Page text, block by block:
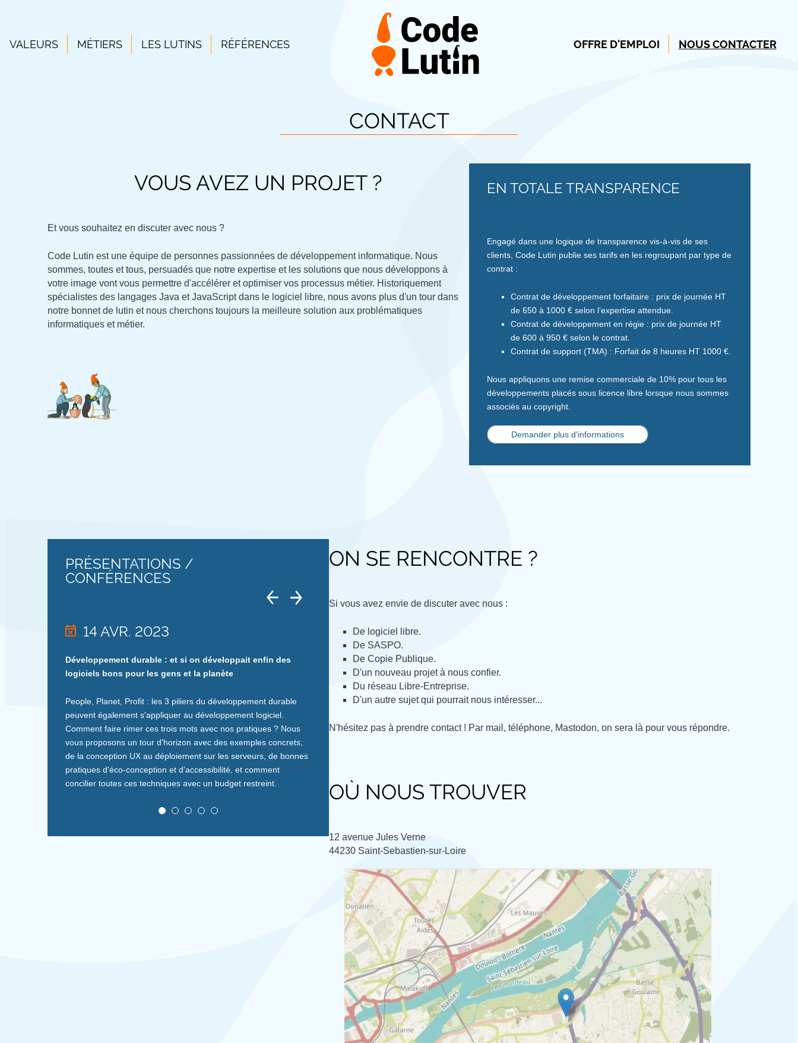
VALEURS MÉTIERS LES LUTINS RÉFÉRENCES OFFRE D'EMPLOI NOUS CONTACTER
CONTACT
VOUS AVEZ UN PROJET ?
Et vous souhaitez en discuter avec nous ?
Code Lutin est une équipe de personnes passionnées de développement informatique. Nous
sommes, toutes et tous, persuadés que notre expertise et les solutions que nous développons à
votre image vont vous permettre d'accélérer et optimiser vos processus métier. Historiquement
spécialistes des langages Java et JavaScript dans le logiciel libre, nous avons plus d'un tour dans
notre bonnet de lutin et nous cherchons toujours la meilleure solution aux problématiques
informatiques et métier.
EN TOTALE TRANSPARENCE
Engagé dans une logique de transparence vis-à-vis de ses
clients, Code Lutin publie ses tarifs en les regroupant par type de
contrat :
Contrat de développement forfaitaire : prix de journée HT
de 650 à 1000 € selon l’expertise attendue.
Contrat de développement en régie : prix de journée HT
de 600 à 950 € selon le contrat.
Contrat de support (TMA) : Forfait de 8 heures HT 1000 €.
Nous appliquons une remise commerciale de 10% pour tous les
développements placés sous licence libre lorsque nous sommes
associés au copyright.
Demander plus d'informations
PRÉSENTATIONS /
CONFÉRENCES
14 AVR. 2023
Développement durable : et si on développait enfin des
logiciels bons pour les gens et la planète
People, Planet, Profit : les 3 piliers du développement durable
peuvent également s'appliquer au développement logiciel.
Comment faire rimer ces trois mots avec nos pratiques ? Nous
vous proposons un tour d'horizon avec des exemples concrets,
de la conception UX au déploiement sur les serveurs, de bonnes
pratiques d'éco-conception et d'accessibilité, et comment
concilier toutes ces techniques avec un budget restreint.
ON SE RENCONTRE ?
Si vous avez envie de discuter avec nous :
De logiciel libre.
De SASPO.
De Copie Publique.
D'un nouveau projet à nous confier.
Du réseau Libre-Entreprise.
D'un autre sujet qui pourrait nous intéresser...
N'hésitez pas à prendre contact ! Par mail, téléphone, Mastodon, on sera là pour vous répondre.
OÙ NOUS TROUVER
12 avenue Jules Verne
44230 Saint-Sebastien-sur-Loire